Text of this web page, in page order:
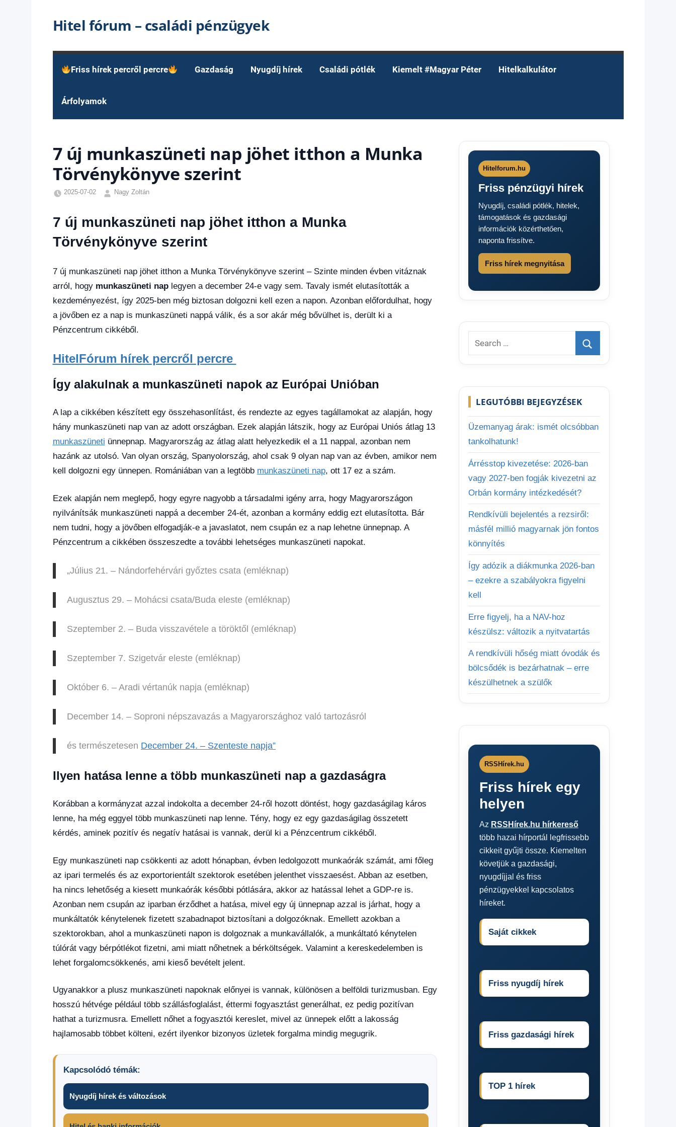
Hitel fórum – családi pénzügyek
Friss hírek percről percre Gazdaság Nyugdíj hírek Családi pótlék Kiemelt #Magyar Péter Hitelkalkulátor
Árfolyamok
7 új munkaszüneti nap jöhet itthon a Munka
Törvénykönyve szerint
2025-07-02
Nagy Zoltán
hírek,
Hírek,
1
kézből
Hitel
fórum
7 új munkaszüneti nap jöhet itthon a Munka
Törvénykönyve szerint
7 új munkaszüneti nap jöhet itthon a Munka Törvénykönyve szerint – Szinte minden évben vitáznak
arról, hogy munkaszüneti naplegyen a december 24-e vagy sem. Tavaly ismét elutasították a
kezdeményezést, így 2025-ben még biztosan dolgozni kell ezen a napon. Azonban előfordulhat, hogy
a jövőben ez a nap is munkaszüneti nappá válik, és a sor akár még bővülhet is, derült ki a
Pénzcentrum cikkéből.
HitelFórum hírek percről percre
Így alakulnak a munkaszüneti napok az Európai Unióban
A lap a cikkében készített egy összehasonlítást, és rendezte az egyes tagállamokat az alapján, hogy
hány munkaszüneti nap van az adott országban. Ezek alapján látszik, hogy az Európai Uniós átlag 13
munkaszüneti ünnepnap. Magyarország az átlag alatt helyezkedik el a 11 nappal, azonban nem
hazánk az utolsó. Van olyan ország, Spanyolország, ahol csak 9 olyan nap van az évben, amikor nem
kell dolgozni egy ünnepen. Romániában van a legtöbb munkaszüneti nap, ott 17 ez a szám.
Ezek alapján nem meglepő, hogy egyre nagyobb a társadalmi igény arra, hogy Magyarországon
nyilvánítsák munkaszüneti nappá a december 24-ét, azonban a kormány eddig ezt elutasította. Bár
nem tudni, hogy a jövőben elfogadják-e a javaslatot, nem csupán ez a nap lehetne ünnepnap. A
Pénzcentrum a cikkében összeszedte a további lehetséges munkaszüneti napokat.
„Július 21. – Nándorfehérvári győztes csata (emléknap)
Augusztus 29. – Mohácsi csata/Buda eleste (emléknap)
Szeptember 2. – Buda visszavétele a töröktől (emléknap)
Szeptember 7. Szigetvár eleste (emléknap)
Október 6. – Aradi vértanúk napja (emléknap)
December 14. – Soproni népszavazás a Magyarországhoz való tartozásról
és természetesen December 24. – Szenteste napja”
Ilyen hatása lenne a több munkaszüneti nap a gazdaságra
Korábban a kormányzat azzal indokolta a december 24-ről hozott döntést, hogy gazdaságilag káros
lenne, ha még eggyel több munkaszüneti nap lenne. Tény, hogy ez egy gazdaságilag összetett
kérdés, aminek pozitív és negatív hatásai is vannak, derül ki a Pénzcentrum cikkéből.
Egy munkaszüneti nap csökkenti az adott hónapban, évben ledolgozott munkaórák számát, ami főleg
az ipari termelés és az exportorientált szektorok esetében jelenthet visszaesést. Abban az esetben,
ha nincs lehetőség a kiesett munkaórák későbbi pótlására, akkor az hatással lehet a GDP-re is.
Azonban nem csupán az iparban érződhet a hatása, mivel egy új ünnepnap azzal is járhat, hogy a
munkáltatók kénytelenek fizetett szabadnapot biztosítani a dolgozóknak. Emellett azokban a
szektorokban, ahol a munkaszüneti napon is dolgoznak a munkavállalók, a munkáltató kénytelen
túlórát vagy bérpótlékot fizetni, ami miatt nőhetnek a bérköltségek. Valamint a kereskedelemben is
lehet forgalomcsökkenés, ami kieső bevételt jelent.
Ugyanakkor a plusz munkaszüneti napoknak előnyei is vannak, különösen a belföldi turizmusban. Egy
hosszú hétvége például több szállásfoglalást, éttermi fogyasztást generálhat, ez pedig pozitívan
hathat a turizmusra. Emellett nőhet a fogyasztói kereslet, mivel az ünnepek előtt a lakosság
hajlamosabb többet költeni, ezért ilyenkor bizonyos üzletek forgalma mindig megugrik.
Kapcsolódó témák:
Nyugdíj hírek és változások
Hitelforum.hu
Friss pénzügyi hírek
Nyugdíj, családi pótlék, hitelek,
támogatások és gazdasági
információk közérthetően,
naponta frissítve.
Friss hírek megnyitása
Search
for:
Search
LEGUTÓBBI BEJEGYZÉSEK
Üzemanyag árak: ismét olcsóbban
tankolhatunk!
Árrésstop kivezetése: 2026-ban
vagy 2027-ben fogják kivezetni az
Orbán kormány intézkedését?
Rendkívüli bejelentés a rezsiről:
másfél millió magyarnak jön fontos
könnyítés
Így adózik a diákmunka 2026-ban
– ezekre a szabályokra figyelni
kell
Erre figyelj, ha a NAV-hoz
készülsz: változik a nyitvatartás
A rendkívüli hőség miatt óvodák és
bölcsődék is bezárhatnak – erre
készülhetnek a szülők
RSSHírek.hu
Friss hírek egy
helyen
Az RSSHírek.hu hírkereső
több hazai hírportál legfrissebb
cikkeit gyűjti össze. Kiemelten
követjük a gazdasági,
nyugdíjjal és friss
pénzügyekkel kapcsolatos
híreket.
Saját cikkek
Friss nyugdíj hírek
Friss gazdasági hírek
TOP 1 hírek